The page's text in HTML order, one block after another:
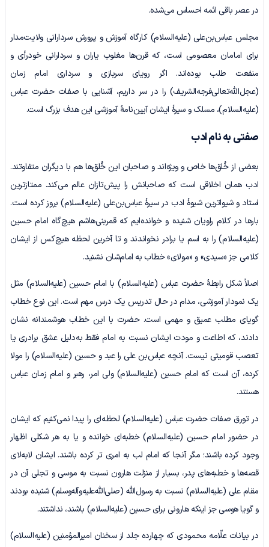
در عصر باقی ائمه احساس می‌شده.
مجلس عباس‌بن‌علی (علیه‌السلام) کارگاه آموزش و پرورش سردارانی ولایت‌مدار
برای امامان معصومی است، که قرن‌ها مغلوب یاران و سردارانی خودرأی و
منفعت طلب بوده‌اند. اگر رویای سربازی و سرداری امام زمان
(عجل‌الله‌تعالی‌فرجه‌الشریف) را در سر داریم، آشنایی با صفات حضرت عباس
(علیه‌السلام)، مسلک و سیرۀ ایشان آیین‌نامۀ آموزشی این هدف بزرگ است.
صفتی به نام ادب
بعضی از خُلق‌ها خاص و ویژه‌اند و صاحبان این خُلق‌ها هم با دیگران متفاوتند.
ادب همان اخلاقی است که صاحبانش را پیش‌تازان عالم می‌کند. ممتازترین
استاد و شیواترین شیوۀ ادب در سیرۀ عباس‌بن‌علی (علیه‌السلام) بروز کرده است.
بارها در کلام راویان شنیده و خوانده‌ایم که قمربنی‌هاشم هیچ‌گاه امام حسین
(علیه‌السلام) را به اسم یا برادر نخواندند و تا آخرین لحظه هیچ‌کس از ایشان
کلامی جز «سیدی» و «مولای» خطاب به امام‌شان نشنید.
اصلاً شکل رابطۀ حضرت عباس (علیه‌السلام) با امام حسین (علیه‌السلام) مثل
یک نمودار آموزشی، مدام در حال تدریس یک درس مهم است. این نوع خطاب
گویای مطلب عمیق و مهمی است. حضرت با این خطاب هوشمندانه نشان
دادند، که اطاعت و مودت ایشان نسبت به امام فقط به‌دلیل عشق برادری یا
تعصب قومیتی نیست. آنچه عباس‌بن علی را عبد و حسین (علیه‌السلام) را مولا
کرده، آن است که امام حسین (علیه‌السلام) ولی‌ امر، رهبر و امام زمان عباس
هستند.
در تورق صفات حضرت عباس (علیه‌السلام) لحظه‌ای را پیدا نمی‌کنیم که ایشان
در حضور امام حسین (علیه‌السلام) خطبه‌ای خوانده و یا به هر شکلی اظهار
وجود کرده باشند؛ مگر آنجا که امام لب به امری تر کرده باشند. ایشان لابه‌لای
قصه‌ها و خطبه‌های پدر، بسیار از منزلت هارون نسبت به موسی و تجلی آن در
مقام علی (علیه‌السلام) نسبت به رسول‌الله (صلی‌الله‌علیه‌وآله‌وسلم) شنیده بودند
و گویا هوسی جز اینکه هارونی برای حسین (علیه‌السلام) باشند، نداشتند.
در بیانات علّامه محمودی که چهارده جلد از سخنان امیرالمؤمنین (علیه‌السلام)